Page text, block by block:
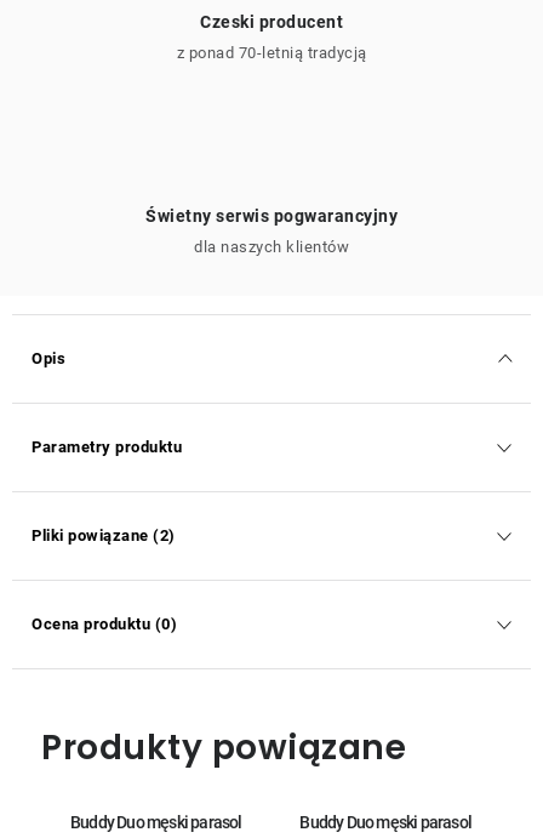
Czeski producent
z ponad 70-letnią tradycją
Świetny serwis pogwarancyjny
dla naszych klientów
Opis
Parametry produktu
Pliki powiązane (2)
Ocena produktu (0)
Produkty powiązane
Buddy Duo męski parasol
Buddy Duo męski parasol